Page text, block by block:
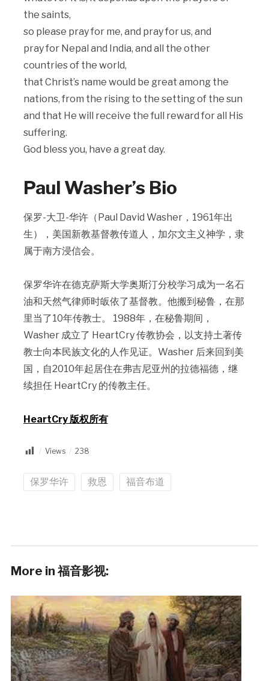
the saints,
so please pray for me, and pray for us, and
pray for Nepal and India, and all the other
countries of the world,
that Christ’s name would be great among the
nations, from the rising to the setting of the sun
and that He will receive the full reward for all His
suffering.
God bless you, have a great day.
Paul Washer’s Bio
保罗-大卫-华许（Paul David Washer，1961年出
生），美国新教基督教传道人，加尔文主义神学，隶
属于南方浸信会。
保罗华许在德克萨斯大学奥斯汀分校学习成为一名石
油和天然气律师时皈依了基督教。他搬到秘鲁，在那
里当了10年传教士。 1988年，在秘鲁期间，
Washer 成立了 HeartCry 传教协会，以支持土著传
教士向本民族文化的人作见证。Washer 后来回到美
国，自2010年起居住在弗吉尼亚州的拉德福德，继
续担任 HeartCry 的传教主任。
HeartCry 版权所有
Views 238
保罗华许 救恩 福音布道
More in 福音影视: